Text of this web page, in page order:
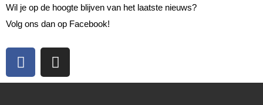
Wil je op de hoogte blijven van het laatste nieuws?
Volg ons dan op Facebook!